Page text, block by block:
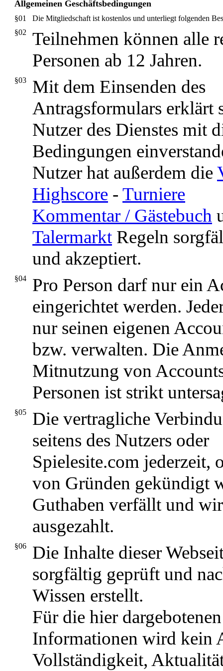
Allgemeinen Geschäftsbedingungen
§01
Die Mitgliedschaft ist kostenlos und unterliegt folgenden
§02
Teilnehmen können alle
Personen ab 12 Jahren.
§03
Mit dem Einsenden des
Antragsformulars erklärt
Nutzer des Dienstes mit
Bedingungen
Nutzer hat außerdem die
Highscore - Turniere
Kommentar / Gästebuch
Talermarkt Regeln
und akzeptiert.
§04
Pro Person darf nur ein
eingerichtet werden.
nur seinen eigenen
bzw. verwalten. Die
Mitnutzung von
Personen ist strikt
§05
Die vertragliche
seitens des Nutzers oder
Spielesite.com jederzeit,
von Gründen gekündigt
Guthaben verfällt und
ausgezahlt.
§06
Die Inhalte dieser
sorgfältig geprüft und
Wissen erstellt.
Für die hier dargebotenen
Informationen wird kein
Vollständigkeit,